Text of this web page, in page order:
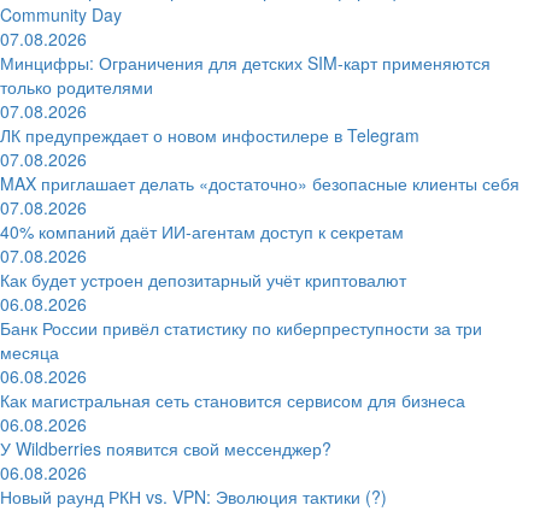
Community Day
07.08.2026
Минцифры: Ограничения для детских SIM-карт применяются
только родителями
07.08.2026
ЛК предупреждает о новом инфостилере в Telegram
07.08.2026
MAX приглашает делать «достаточно» безопасные клиенты себя
07.08.2026
40% компаний даёт ИИ‑агентам доступ к секретам
07.08.2026
Как будет устроен депозитарный учёт криптовалют
06.08.2026
Банк России привёл статистику по киберпреступности за три
месяца
06.08.2026
Как магистральная сеть становится сервисом для бизнеса
06.08.2026
У Wildberries появится свой мессенджер?
06.08.2026
Новый раунд РКН vs. VPN: Эволюция тактики (?)